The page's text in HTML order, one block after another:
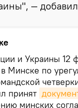
—
и Украины 12
в Минске по
принят
минских